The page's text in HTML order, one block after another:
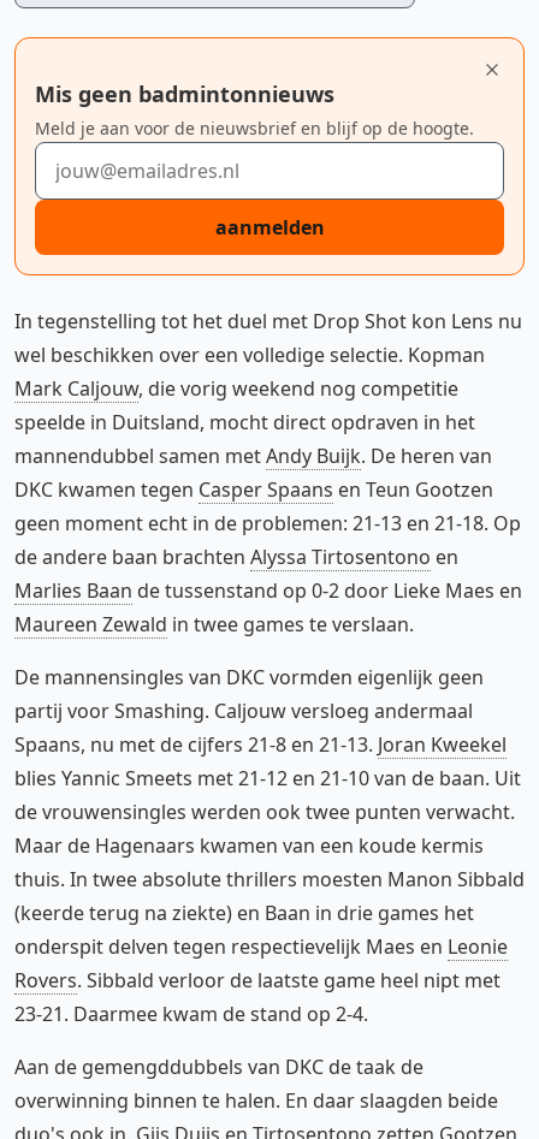
Mis geen badmintonnieuws
Meld je aan voor de nieuwsbrief en blijf op de hoogte.
E-mailadres
aanmelden
In tegenstelling tot het duel met Drop Shot kon Lens nu
wel beschikken over een volledige selectie. Kopman
Mark Caljouw, die vorig weekend nog competitie
speelde in Duitsland, mocht direct opdraven in het
mannendubbel samen metAndy Buijk. De heren van
DKC kwamen tegen Casper Spaans en Teun Gootzen
geen moment echt in de problemen: 21-13 en 21-18. Op
de andere baan brachten Alyssa Tirtosentono en
Marlies Baan de tussenstand op 0-2 door Lieke Maes en
Maureen Zewald in twee games te verslaan.
De mannensingles van DKC vormden eigenlijk geen
partij voor Smashing. Caljouw versloeg andermaal
Spaans, nu met de cijfers 21-8 en 21-13. Joran Kweekel
blies Yannic Smeets met 21-12 en 21-10 van de baan. Uit
de vrouwensingles werden ook twee punten verwacht.
Maar de Hagenaars kwamen van een koude kermis
thuis. In twee absolute thrillers moesten Manon Sibbald
(keerde terug na ziekte) en Baan in drie games het
onderspit delven tegen respectievelijk Maes en Leonie
Rovers. Sibbald verloor de laatste game heel nipt met
23-21. Daarmee kwam de stand op 2-4.
Aan de gemengddubbels van DKC de taak de
overwinning binnen te halen. En daar slaagden beide